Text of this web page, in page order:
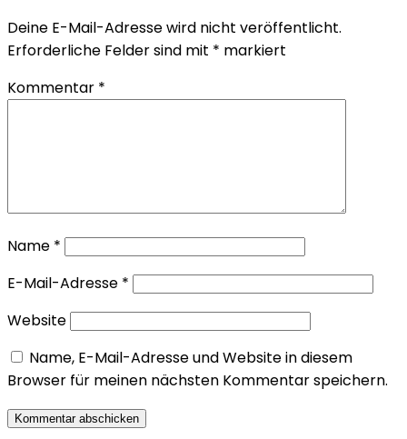
Deine E-Mail-Adresse wird nicht veröffentlicht.
Erforderliche Felder sind mit * markiert
Kommentar *
Name *
E-Mail-Adresse *
Website
Name, E-Mail-Adresse und Website in diesem
Browser für meinen nächsten Kommentar speichern.